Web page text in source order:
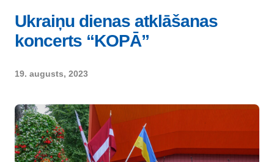
Ukraiņu dienas atklāšanas
koncerts “KOPĀ”
19. augusts, 2023